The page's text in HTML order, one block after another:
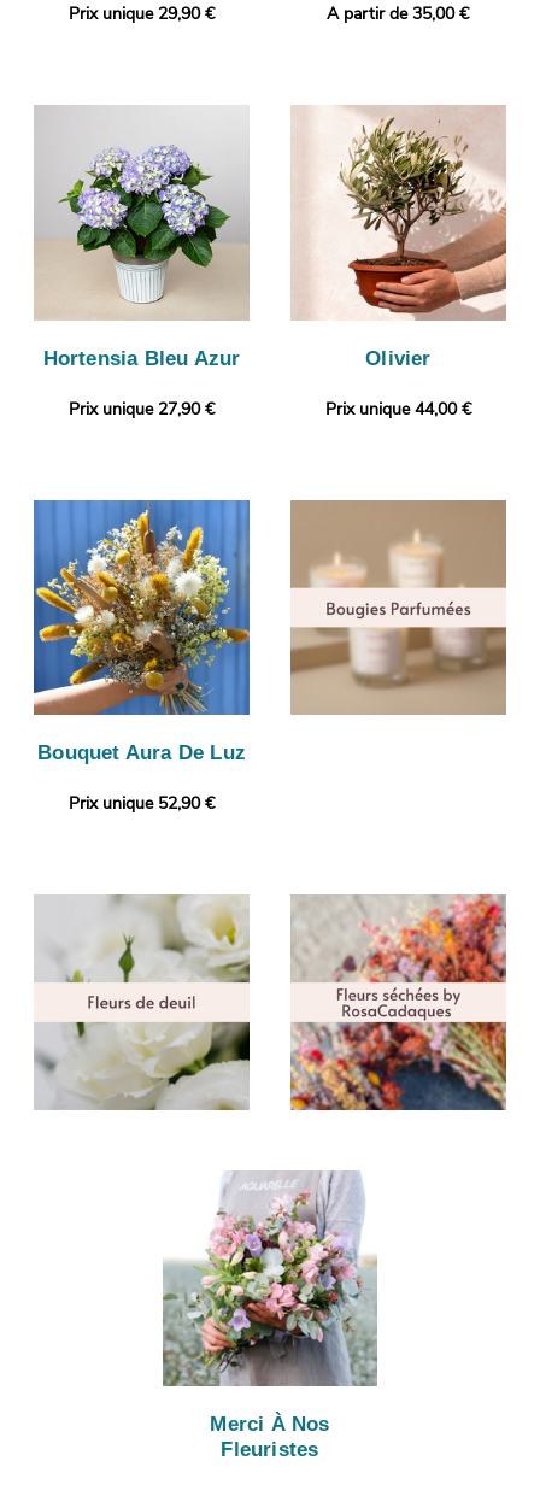
Prix unique 29,90 € A partir de 35,00 €
Hortensia Bleu Azur
Prix unique 27,90 €
Olivier
Prix unique 44,00 €
Bouquet Aura De Luz
Prix unique 52,90 €
Merci À Nos
Fleuristes